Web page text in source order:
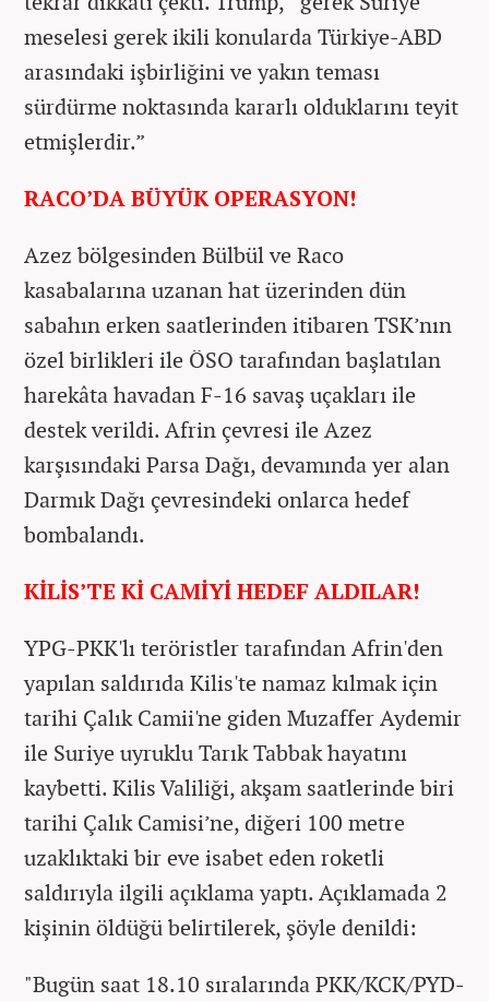
meselesi gerek ikili konularda Türkiye-ABD
arasındaki işbirliğini ve yakın teması
sürdürme noktasında kararlı olduklarını teyit
etmişlerdir.”
RACO’DA BÜYÜK OPERASYON!
Azez bölgesinden Bülbül ve Raco
kasabalarına uzanan hat üzerinden dün
sabahın erken saatlerinden itibaren TSK’nın
özel birlikleri ile ÖSO tarafından başlatılan
harekâta havadan F-16 savaş uçakları ile
destek verildi. Afrin çevresi ile Azez
karşısındaki Parsa Dağı, devamında yer alan
Darmık Dağı çevresindeki onlarca hedef
bombalandı.
KİLİS’TE Kİ CAMİYİ HEDEF ALDILAR!
YPG-PKK'lı teröristler tarafından Afrin'den
yapılan saldırıda Kilis'te namaz kılmak için
tarihi Çalık Camii'ne giden Muzaffer Aydemir
ile Suriye uyruklu Tarık Tabbak hayatını
kaybetti. Kilis Valiliği, akşam saatlerinde biri
tarihi Çalık Camisi’ne, diğeri 100 metre
uzaklıktaki bir eve isabet eden roketli
saldırıyla ilgili açıklama yaptı. Açıklamada 2
kişinin öldüğü belirtilerek, şöyle denildi:
"Bugün saat 18.10 sıralarında PKK/KCK/PYD-